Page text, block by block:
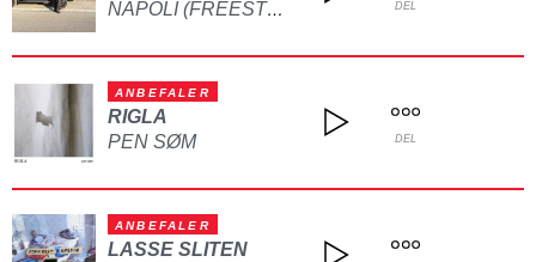
NAPOLI (FREESTYLE) DEL
ANBEFALER
RIGLA
PEN SØM
DEL
ANBEFALER
LASSE SLITEN